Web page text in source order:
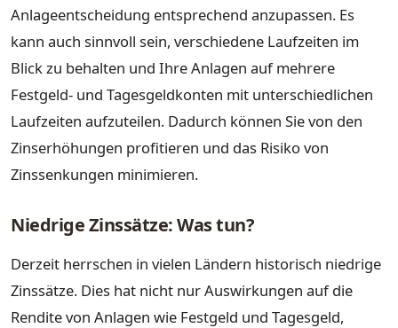
Anlageentscheidung entsprechend anzupassen. Es
kann auch sinnvoll sein, verschiedene Laufzeiten im
Blick zu behalten und Ihre Anlagen auf mehrere
Festgeld- und Tagesgeldkonten mit unterschiedlichen
Laufzeiten aufzuteilen. Dadurch können Sie von den
Zinserhöhungen profitieren und das Risiko von
Zinssenkungen minimieren.
Niedrige Zinssätze: Was tun?
Derzeit herrschen in vielen Ländern historisch niedrige
Zinssätze. Dies hat nicht nur Auswirkungen auf die
Rendite von Anlagen wie Festgeld und Tagesgeld,